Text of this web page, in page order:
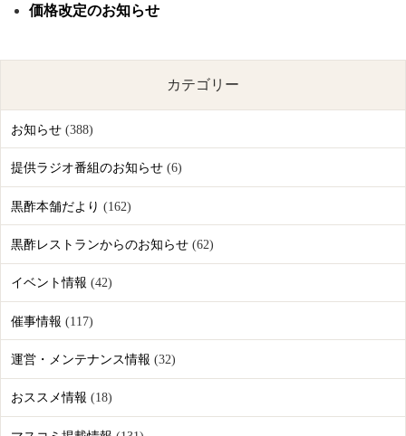
価格改定のお知らせ
カテゴリー
お知らせ(388)
提供ラジオ番組のお知らせ(6)
黒酢本舗だより (162)
黒酢レストランからのお知らせ(62)
イベント情報 (42)
催事情報 (117)
運営・メンテナンス情報 (32)
おススメ情報 (18)